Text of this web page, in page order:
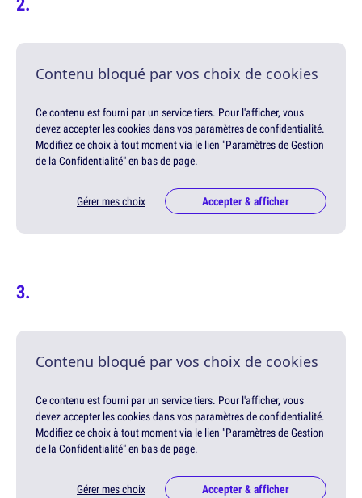
Contenu bloqué par vos choix de cookies
Ce contenu est fourni par un service tiers. Pour l'afficher, vous
devez accepter les cookies dans vos paramètres de confidentialité.
Modifiez ce choix à tout moment via le lien "Paramètres de Gestion
de la Confidentialité" en bas de page.
Gérer mes choix Accepter & afficher
Contenu bloqué par vos choix de cookies
Ce contenu est fourni par un service tiers. Pour l'afficher, vous
devez accepter les cookies dans vos paramètres de confidentialité.
Modifiez ce choix à tout moment via le lien "Paramètres de Gestion
de la Confidentialité" en bas de page.
Gérer mes choix Accepter & afficher